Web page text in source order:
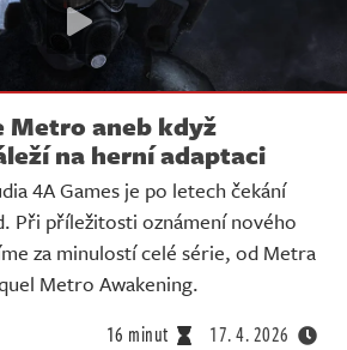
Metro aneb když
na herní adaptaci
4A Games je po letech čekání
Při příležitosti oznámení nového
za minulostí celé série, od Metra
Metro Awakening.
16 minut 17. 4. 2026